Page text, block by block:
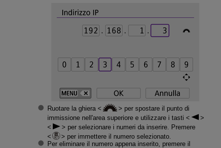
Ruotare la ghiera
per spostare il punto di
immissione nell'area superiore e utilizzare i tasti
per selezionare i numeri da inserire. Premere
per immettere il numero selezionato.
Per eliminare il numero appena inserito, premere il